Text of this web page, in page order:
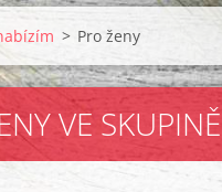
> Pro ženy
VE